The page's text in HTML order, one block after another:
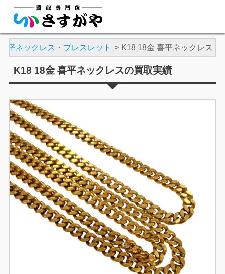
平ネックレス・ブレスレット K18 18金 喜平ネックレス
K18 18金 喜平ネックレスの買取実績